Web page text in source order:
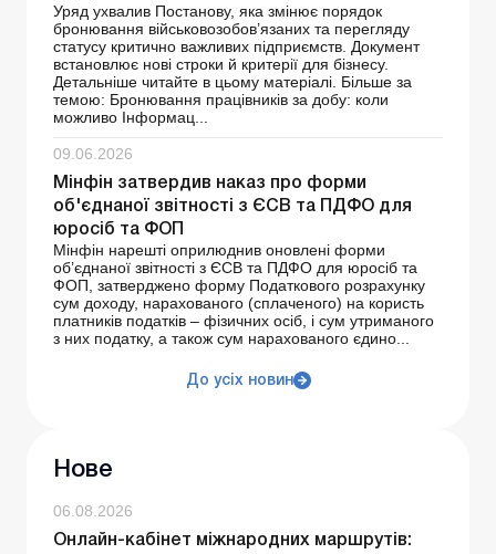
Уряд ухвалив Постанову, яка змінює порядок
бронювання військовозобов’язаних та перегляду
статусу критично важливих підприємств. Документ
встановлює нові строки й критерії для бізнесу.
Детальніше читайте в цьому матеріалі. Більше за
темою: Бронювання працівників за добу: коли
можливо Інформац...
09.06.2026
Мінфін затвердив наказ про форми
об'єднаної звітності з ЄСВ та ПДФО для
юросіб та ФОП
Мінфін нарешті оприлюднив оновлені форми
об’єднаної звітності з ЄСВ та ПДФО для юросіб та
ФОП, затверджено форму Податкового розрахунку
сум доходу, нарахованого (сплаченого) на користь
платників податків – фізичних осіб, і сум утриманого
з них податку, а також сум нарахованого єдино...
До усіх новин
Нове
06.08.2026
Онлайн-кабінет міжнародних маршрутів: